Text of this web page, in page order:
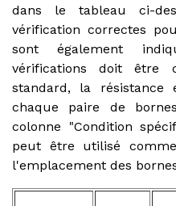
dans le tableau ci-
vérification correctes
sont également
vérifications doit être
standard, la
chaque paire de
colonne "Condition
peut être utilisé
l'emplacement des